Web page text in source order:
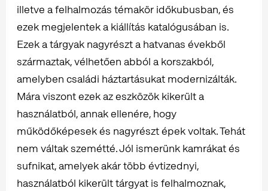
illetve a felhalmozás témakör időkubusban, és
ezek megjelentek a kiállítás katalógusában is.
Ezek a tárgyak nagyrészt a hatvanas évekből
származtak, vélhetően abból a korszakból,
amelyben családi háztartásukat modernizálták.
Mára viszont ezek az eszközök kikerült a
használatból, annak ellenére, hogy
működőképesek és nagyrészt épek voltak. Tehát
nem váltak szemétté. Jól ismerünk kamrákat és
sufnikat, amelyek akár több évtizednyi,
használatból kikerült tárgyat is felhalmoznak,